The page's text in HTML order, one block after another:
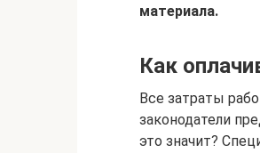
материала.
Как
Все затраты
законодатели
это значит?